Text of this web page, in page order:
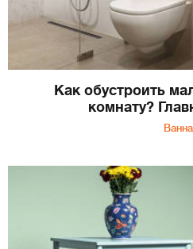
Как обустроить
комнату?
Ванна